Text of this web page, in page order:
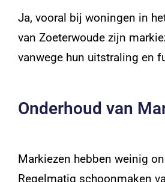
Onderhoud van
Markiezen hebben weinig
Regelmatig schoonmaken
Ja, vooral bij woningen in
van Zoeterwoude zijn
vanwege hun uitstraling en